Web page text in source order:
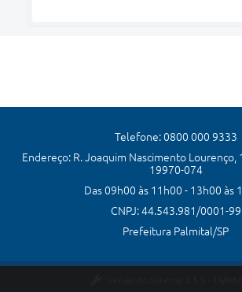
Telefone: 0800 000 9333
Endereço: R. Joaquim Nascimento Lourenço,
19970-074
Das 09h00 às 11h00 - 13h00 às
CNPJ: 44.543.981/0001-99
Prefeitura Palmital/SP